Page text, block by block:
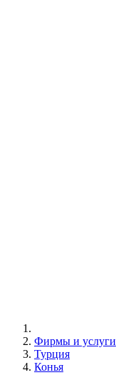
Фирмы и услуги
Турция
Конья